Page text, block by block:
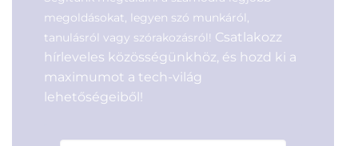
megoldásokat, legyen szó munkáról,
tanulásról vagy szórakozásról! Csatlakozz
hírleveles közösségünkhöz, és hozd ki a
maximumot a tech-világ
lehetőségeiből!